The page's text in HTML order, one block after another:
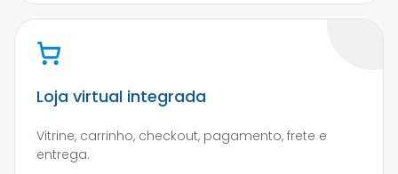
Loja virtual integrada
Vitrine, carrinho, checkout, pagamento, frete e
entrega.